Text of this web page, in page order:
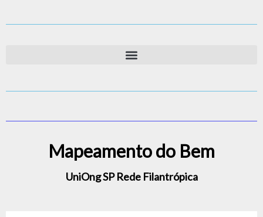
Mapeamento do Bem
UniOng SP Rede Filantrópica